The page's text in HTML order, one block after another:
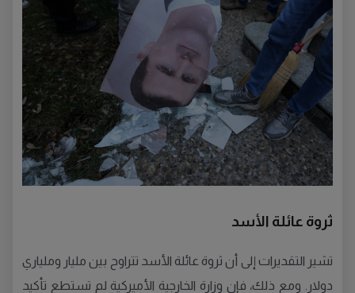
ثروة عائلة الأسد
تشير التقديرات إلى أن ثروة عائلة الأسد تتراوح بين مليار وملياري
دولار. ومع ذلك، فإن وزارة الخارجية الأميركية لم تستطع تأكيد